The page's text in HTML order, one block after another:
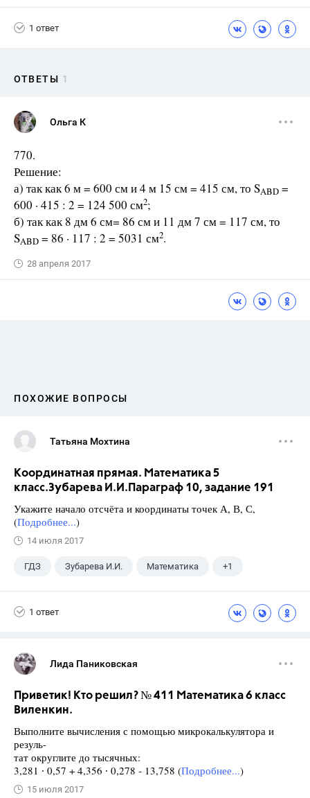
1 ответ
ОТВЕТЫ 1
Ольга К
770.
Решение:
а) так как 6 м = 600 см и 4 м 15 см = 415 см, то SABD =
600 · 415 : 2 = 124 500 см2;
б) так как 8 дм 6 см= 86 см и 11 дм 7 см = 117 см, то
SABD = 86 · 117 : 2 = 5031 см2.
28 апреля 2017
ПОХОЖИЕ ВОПРОСЫ
Татьяна Мохтина
Координатная прямая. Математика 5
класс.Зубарева И.И.Параграф 10, задание 191
Укажите начало отсчёта и координаты точек А, В, С,
(Подробнее...)
14 июля 2017
ГДЗ Зубарева И.И. Математика +1
1 ответ
Лида Паниковская
Приветик! Кто решил? № 411 Математика 6 класс
Виленкин.
Выполните вычисления с помощью микрокалькулятора и
резуль-
тат округлите до тысячных:
3,281 ∙ 0,57 + 4,356 ∙ 0,278 - 13,758 (Подробнее...)
15 июля 2017